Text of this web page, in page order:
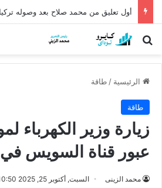
بحث عن
الرئيسية / طاقة
طاقة
زيارة وزير الكهرباء
عبور قناة السويس في 10 نقاط
محمد الزينى السبت, أكتوبر 25, 2025 10:50 م